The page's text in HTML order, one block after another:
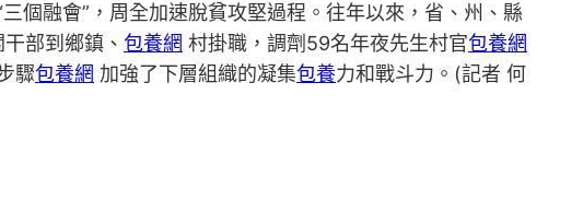
三個融會”，周全加速脫貧攻堅過程。往年以來，省、州、縣
部到鄉鎮、 包養網 村掛職，調劑59名年夜先生村官包養網
驟包養網 加強了下層組織的凝集包養力和戰斗力。(記者 何